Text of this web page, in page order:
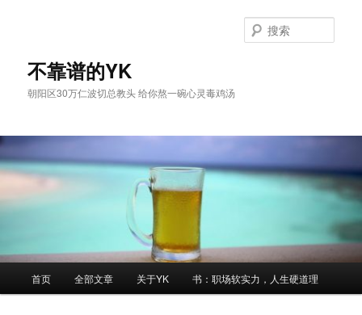
不靠谱的YK
朝阳区30万仁波切总教头 给你熬一碗心灵毒鸡汤
索
首页 全部文章 关于YK 书：职场软实力，人生硬道理